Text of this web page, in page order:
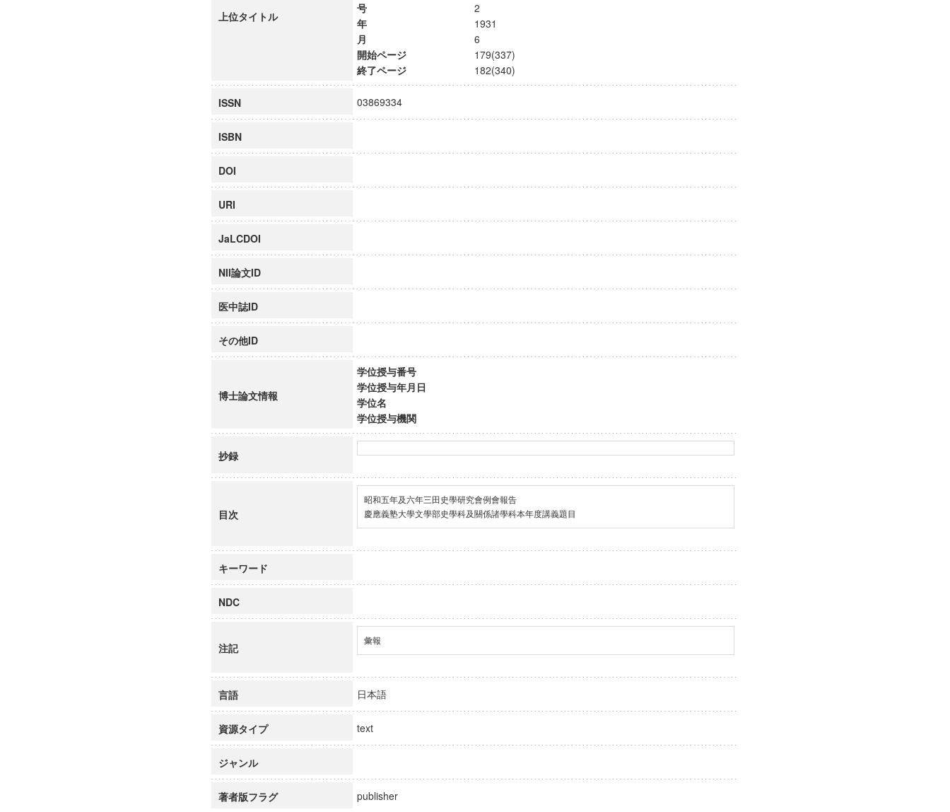
上位タイトル
号
2
年
1931
月
6
開始ページ
179(337)
終了ページ
182(340)
ISSN 03869334
ISBN
DOI
URI
JaLCDOI
NII論文ID
医中誌ID
その他ID
博士論文情報
学位授与番号
学位授与年月日
学位名
学位授与機関
抄録
目次
昭和五年及六年三田史學研究會例會報告
慶應義塾大學文學部史學科及關係諸學科本年度講義題目
キーワード
NDC
注記
彙報
言語 日本語
資源タイプ text
ジャンル
著者版フラグ publisher